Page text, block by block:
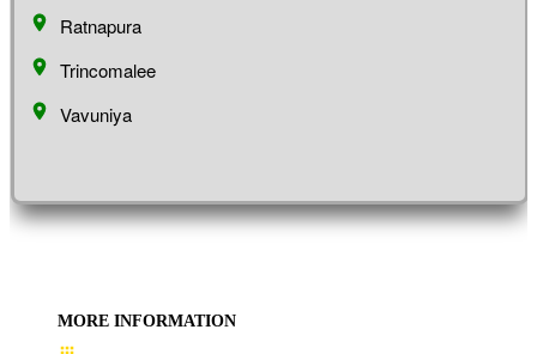
Ratnapura
Trincomalee
Vavuniya
MORE INFORMATION